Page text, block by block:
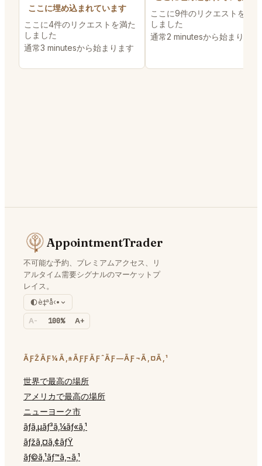
ここに埋め込まれています
ここに4件のリクエストを満た
しました
通常3 minutesから始まります
ここに9件のリクエストを満た
しました
通常2 minutesから始まります
AppointmentTrader
不可能な予約、プレミアムアクセス、リ
アルタイム需要シグナルのマーケットプ
レイス。
è‡ªå‹•
A- 100% A+
ÃƑŽÃƑ¼Ã‚±ÃƑƑÃƑˆÃƑ—ÃƑ¬Ã‚¤Ã‚¹
世界で最高の場所
アメリカで最高の場所
ニューヨーク市
ãƒ­ã‚µãƒ³ã‚¼ãƒ«ã‚¹
ãƒžã‚¤ã‚¢ãƒŸ
ãƒ©ã‚¹ãƒ™ã‚¬ã‚¹